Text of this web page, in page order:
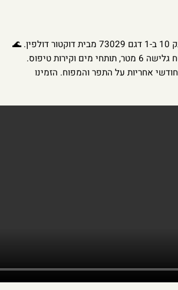
פארק מים מתנפח ענק 10 ב-1 דגם 73029 מבית דוקטור דולפין. 🌊
כולל 2 מגלשות, משטח גלישה 6 מטר, תותחי מים וקירות טיפוס.
איכות פרימיום עם 6 חודשי אחריות על התפר והמפוח. הזמינו